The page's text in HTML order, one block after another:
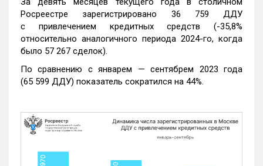
Росреестре зарегистрировано 36 759 ДДУ
с привлечением кредитных средств (-35,8%
относительно аналогичного периода 2024-го, когда
было 57 267 сделок).
По сравнению с январем — сентябрем 2023 года
(65 599 ДДУ) показатель сократился на 44%.